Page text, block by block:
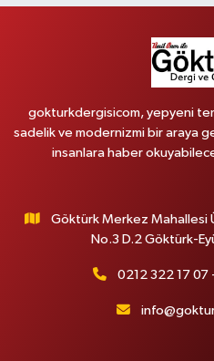
gokturkdergisicom, yepyeni
sadelik ve modernizmi bir araya
insanlara haber
Göktürk Merkez Mahallesi
No.3 D.2 Göktürk-
0212 322 17